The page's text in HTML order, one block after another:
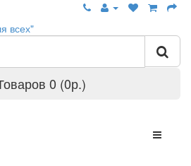
0 (0р.)